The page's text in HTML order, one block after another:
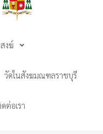
งฆ์
วัดในสังฆมณฑลราชบุรี
ต่อเรา